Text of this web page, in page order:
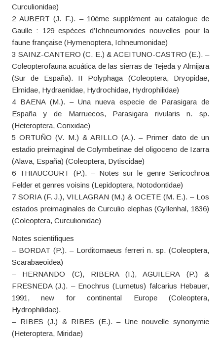
Curculionidae)
2 AUBERT (J. F.). – 10ème supplément au catalogue de
Gaulle : 129 espèces d’Ichneumonides nouvelles pour la
faune française (Hymenoptera, Ichneumonidae)
3 SAINZ-CANTERO (C. E.) & ACEITUNO-CASTRO (E.). –
Coleopterofauna acuática de las sierras de Tejeda y Almijara
(Sur de España). II Polyphaga (Coleoptera, Dryopidae,
Elmidae, Hydraenidae, Hydrochidae, Hydrophilidae)
4 BAENA (M.). – Una nueva especie de Parasigara de
España y de Marruecos, Parasigara rivularis n. sp.
(Heteroptera, Corixidae)
5 ORTUÑO (V. M.) & ARILLO (A.). – Primer dato de un
estadio preimaginal de Colymbetinae del oligoceno de Izarra
(Alava, España) (Coleoptera, Dytiscidae)
6 THIAUCOURT (P.). – Notes sur le genre Sericochroa
Felder et genres voisins (Lepidoptera, Notodontidae)
7 SORIA (F. J.), VILLAGRAN (M.) & OCETE (M. E.). – Los
estados preimaginales de Curculio elephas (Gyllenhal, 1836)
(Coleoptera, Curculionidae)
Notes scientifiques
– BORDAT (P.). – Lorditomaeus ferreri n. sp. (Coleoptera,
Scarabaeoidea)
– HERNANDO (C), RIBERA (I.), AGUILERA (P.) &
FRESNEDA (J.). – Enochrus (Lumetus) falcarius Hebauer,
1991, new for continental Europe (Coleoptera,
Hydrophilidae).
– RIBES (J.) & RIBES (E.). – Une nouvelle synonymie
(Heteroptera, Miridae)